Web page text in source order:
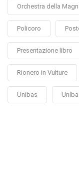
Orchestra della
Policoro
Presentazione libro
Rionero in Vulture
Unibas